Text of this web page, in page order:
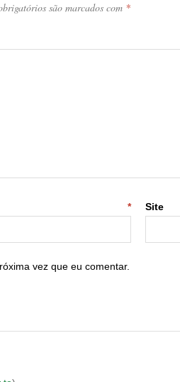
são marcados com *
mail * Site
vez que eu comentar.